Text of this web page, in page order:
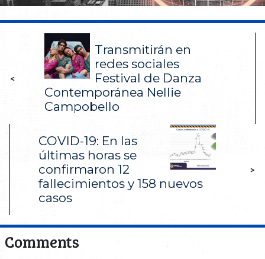
<
Transmitirán en
redes sociales
Festival de Danza
Contemporánea Nellie
Campobello
COVID-19: En las
últimas horas se
confirmaron 12
fallecimientos y 158 nuevos
casos
>
Comments